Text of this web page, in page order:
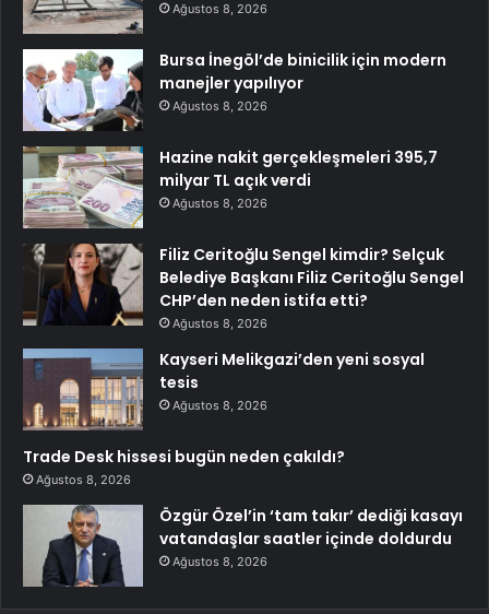
Ağustos 8, 2026
Bursa İnegöl’de binicilik için modern
manejler yapılıyor
Ağustos 8, 2026
Hazine nakit gerçekleşmeleri 395,7
milyar TL açık verdi
Ağustos 8, 2026
Filiz Ceritoğlu Sengel kimdir? Selçuk
Belediye Başkanı Filiz Ceritoğlu Sengel
CHP’den neden istifa etti?
Ağustos 8, 2026
Kayseri Melikgazi’den yeni sosyal
tesis
Ağustos 8, 2026
Trade Desk hissesi bugün neden çakıldı?
Ağustos 8, 2026
Özgür Özel’in ‘tam takır’ dediği kasayı
vatandaşlar saatler içinde doldurdu
Ağustos 8, 2026